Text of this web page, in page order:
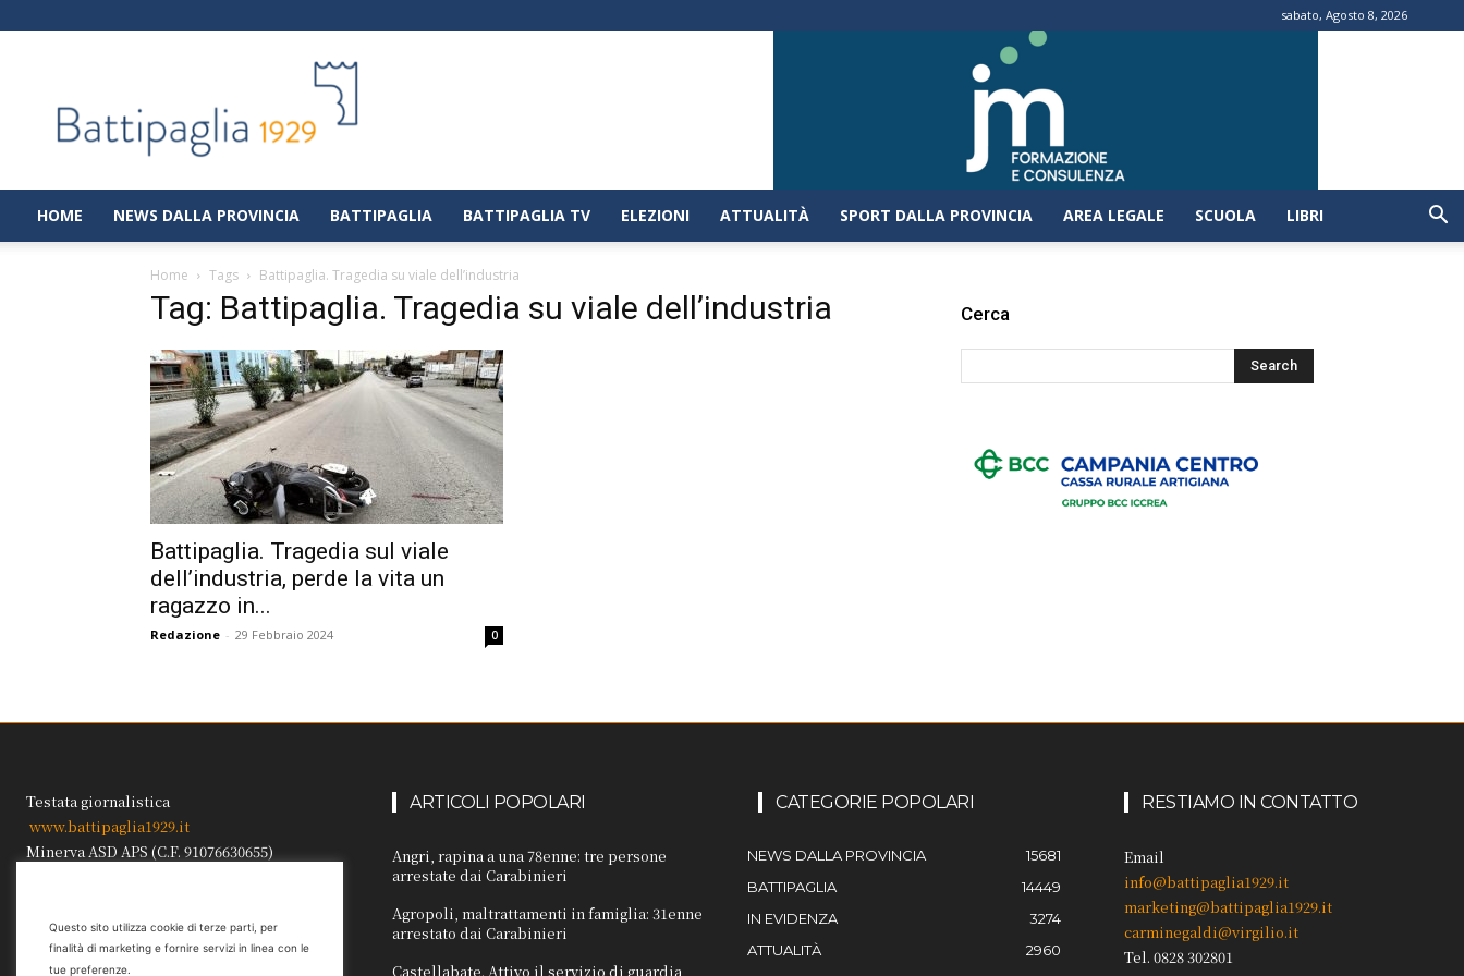
sabato, Agosto 8, 2026
|
Notizie
dalla
città
di
HOME NEWS DALLA PROVINCIA BATTIPAGLIA BATTIPAGLIA TV ELEZIONI ATTUALITÀ SPORT DALLA PROVINCIA AREA LEGALE SCUOLA LIBRI
Home Tags Battipaglia. Tragedia su viale dell’industria
Tag: Battipaglia. Tragedia su viale dell’industria
Battipaglia. Tragedia sul viale
dell’industria, perde la vita un
ragazzo in...
Redazione - 29 Febbraio 2024 0
Cerca
Testata giornalistica
www.battipaglia1929.it
Minerva ASD APS (C.F. 91076630655)
ARTICOLI POPOLARI
Angri, rapina a una 78enne: tre persone
arrestate dai Carabinieri
Agropoli, maltrattamenti in famiglia: 31enne
arrestato dai Carabinieri
Castellabate. Attivo il servizio di guardia
CATEGORIE POPOLARI
NEWS DALLA PROVINCIA
15681
BATTIPAGLIA
14449
IN EVIDENZA
3274
ATTUALITÀ
2960
RESTIAMO IN CONTATTO
Email
info@battipaglia1929.it
marketing@battipaglia1929.it
carminegaldi@virgilio.it
Tel. 0828 302801
Questo sito utilizza cookie di terze parti, per
finalità di marketing e fornire servizi in linea con le
tue preferenze.